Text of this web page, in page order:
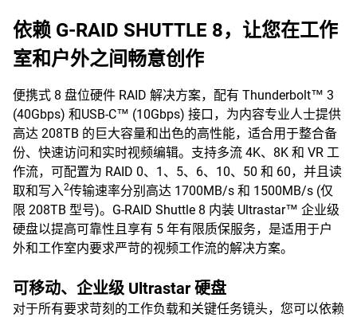
依赖 G-RAID SHUTTLE 8，让您在工作
室和户外之间畅意创作
便携式 8 盘位硬件 RAID 解决方案，配有 Thunderbolt™ 3
(40Gbps) 和USB-C™ (10Gbps) 接口，为内容专业人士提供
高达 208TB 的巨大容量和出色的高性能，适合用于整合备
份、快速访问和实时视频编辑。支持多流 4K、8K 和 VR 工
作流，可配置为 RAID 0、1、5、6、10、50 和 60，并且读
取和写入2传输速率分别高达 1700MB/s 和 1500MB/s (仅
限 208TB 型号)。G-RAID Shuttle 8 内装 Ultrastar™ 企业级
硬盘以提高可靠性且享有 5 年有限质保服务，是适用于户
外和工作室内要求严苛的视频工作流的解决方案。
可移动、企业级 Ultrastar 硬盘
对于所有要求苛刻的工作负载和关键任务镜头，您可以依赖